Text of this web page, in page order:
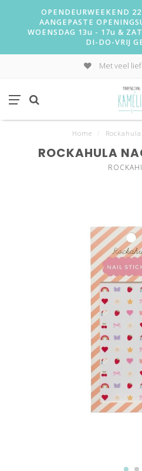
OPENDEURWEEKEND
AANGEPASTE
WOENSDAG 13u - 17u &
DI-DO-VRIJ
Met veel
Home
ROCKAHULA